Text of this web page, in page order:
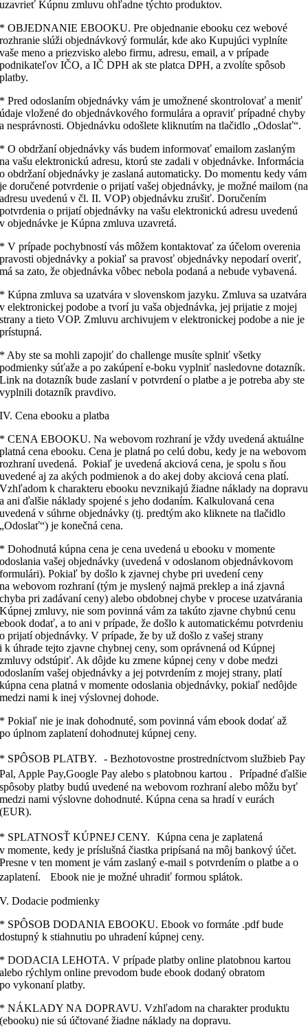
uzavrieť Kúpnu zmluvu ohľadne týchto produktov.
* OBJEDNANIE EBOOKU. Pre objednanie ebooku cez webové
rozhranie slúži objednávkový formulár, kde ako Kupujúci vyplníte
vaše meno a priezvisko alebo firmu, adresu, email, a v prípade
podnikateľov IČO, a IČ DPH ak ste platca DPH, a zvolíte spôsob
platby.
* Pred odoslaním objednávky vám je umožnené skontrolovať a meniť
údaje vložené do objednávkového formulára a opraviť prípadné chyby
a nesprávnosti. Objednávku odošlete kliknutím na tlačidlo „Odoslať“.
* O obdržaní objednávky vás budem informovať emailom zaslaným
na vašu elektronickú adresu, ktorú ste zadali v objednávke. Informácia
o obdržaní objednávky je zaslaná automaticky. Do momentu kedy vám
je doručené potvrdenie o prijatí vašej objednávky, je možné mailom (na
adresu uvedenú v čl. II. VOP) objednávku zrušiť. Doručením
potvrdenia o prijatí objednávky na vašu elektronickú adresu uvedenú
v objednávke je Kúpna zmluva uzavretá.
* V prípade pochybností vás môžem kontaktovať za účelom overenia
pravosti objednávky a pokiaľ sa pravosť objednávky nepodarí overiť,
má sa zato, že objednávka vôbec nebola podaná a nebude vybavená.
* Kúpna zmluva sa uzatvára v slovenskom jazyku. Zmluva sa uzatvára
v elektronickej podobe a tvorí ju vaša objednávka, jej prijatie z mojej
strany a tieto VOP. Zmluvu archivujem v elektronickej podobe a nie je
prístupná.
* Aby ste sa mohli zapojiť do challenge musíte splniť všetky
podmienky súťaže a po zakúpení e-boku vyplniť nasledovne dotazník.
Link na dotazník bude zaslaní v potvrdení o platbe a je potreba aby ste
vyplnili dotazník pravdivo.
IV. Cena ebooku a platba
* CENA EBOOKU. Na webovom rozhraní je vždy uvedená aktuálne
platná cena ebooku. Cena je platná po celú dobu, kedy je na webovom
rozhraní uvedená. Pokiaľ je uvedená akciová cena, je spolu s ňou
uvedené aj za akých podmienok a do akej doby akciová cena platí.
Vzhľadom k charakteru ebooku nevznikajú žiadne náklady na dopravu
a ani ďalšie náklady spojené s jeho dodaním. Kalkulovaná cena
uvedená v súhrne objednávky (tj. predtým ako kliknete na tlačidlo
„Odoslať“) je konečná cena.
* Dohodnutá kúpna cena je cena uvedená u ebooku v momente
odoslania vašej objednávky (uvedená v odoslanom objednávkovom
formulári). Pokiaľ by došlo k zjavnej chybe pri uvedení ceny
na webovom rozhraní (tým je myslený najmä preklep a iná zjavná
chyba pri zadávaní ceny) alebo obdobnej chybe v procese uzatvárania
Kúpnej zmluvy, nie som povinná vám za takúto zjavne chybnú cenu
ebook dodať, a to ani v prípade, že došlo k automatickému potvrdeniu
o prijatí objednávky. V prípade, že by už došlo z vašej strany
i k úhrade tejto zjavne chybnej ceny, som oprávnená od Kúpnej
zmluvy odstúpiť. Ak dôjde ku zmene kúpnej ceny v dobe medzi
odoslaním vašej objednávky a jej potvrdením z mojej strany, platí
kúpna cena platná v momente odoslania objednávky, pokiaľ nedôjde
medzi nami k inej výslovnej dohode.
* Pokiaľ nie je inak dohodnuté, som povinná vám ebook dodať až
po úplnom zaplatení dohodnutej kúpnej ceny.
* SPÔSOB PLATBY. - Bezhotovostne prostredníctvom službieb Pay
Pal, Apple Pay,Google Pay alebo s platobnou kartou . Prípadné ďalšie
spôsoby platby budú uvedené na webovom rozhraní alebo môžu byť
medzi nami výslovne dohodnuté. Kúpna cena sa hradí v eurách
(EUR).
* SPLATNOSŤ KÚPNEJ CENY. Kúpna cena je zaplatená
v momente, kedy je príslušná čiastka pripísaná na môj bankový účet.
Presne v ten moment je vám zaslaný e-mail s potvrdením o platbe a o
zaplatení. Ebook nie je možné uhradiť formou splátok.
V. Dodacie podmienky
* SPÔSOB DODANIA EBOOKU. Ebook vo formáte .pdf bude
dostupný k stiahnutiu po uhradení kúpnej ceny.
* DODACIA LEHOTA. V prípade platby online platobnou kartou
alebo rýchlym online prevodom bude ebook dodaný obratom
po vykonaní platby.
* NÁKLADY NA DOPRAVU. Vzhľadom na charakter produktu
(ebooku) nie sú účtované žiadne náklady na dopravu.